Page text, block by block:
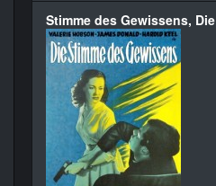
Stimme des Gewissens, Die